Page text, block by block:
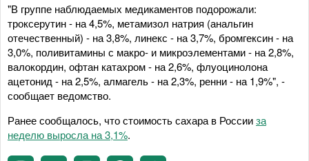
"В группе наблюдаемых медикаментов подорожали:
троксерутин - на 4,5%, метамизол натрия (анальгин
отечественный) - на 3,8%, линекс - на 3,7%, бромгексин - на
3,0%, поливитамины с макро- и микроэлементами - на 2,8%,
валокордин, офтан катахром - на 2,6%, флуоцинолона
ацетонид - на 2,5%, алмагель - на 2,3%, ренни - на 1,9%", -
сообщает ведомство.
Ранее сообщалось, что стоимость сахара в Россииза
неделю выросла на 3,1%.